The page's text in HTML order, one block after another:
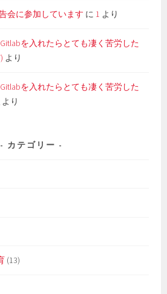
会に参加しています に 1 より
Gitlabを入れたらとても凄く苦労した
より
Gitlabを入れたらとても凄く苦労した
より
カテゴリー
(13)